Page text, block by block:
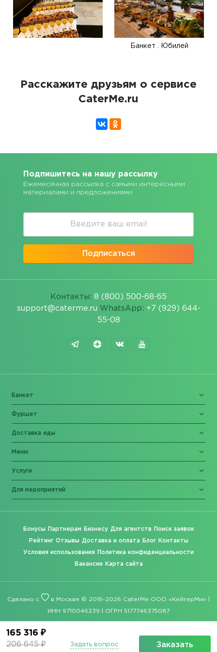
165 316 ₽
206 645 ₽ Заказать
Задать вопрос
Банкет . Юбилей
Расскажите друзьям о сервисе
CaterMe.ru
Подпишитесь на нашу рассылку
Ежемесячная рассылка с самыми интересными
материалами и предложениями
Подписаться
Контакты: 8 (800) 500-68-65
support@caterme.ru WhatsApp: +7 (929) 644-
55-08
Банкет
Фуршет
Доставка еды
Меню
Услуги
Для мероприятий
Бонусы Партнерам Бизнесу Для агентств Поиск заявок
Рейтинг Отзывы Доставка и оплата Блог Контакты
Условия использования Политика конфиденциальности
Вакансии Карта сайта
Сделано с в Москве © 2016-2026 CaterMe ООО «КейтерМи» |
ИНН 9710046239 | ОГРН 5177746375087